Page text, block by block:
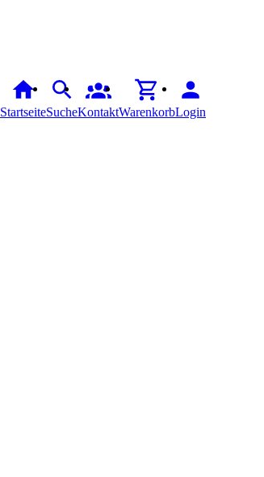
StartseiteSucheKontaktWarenkorbLogin